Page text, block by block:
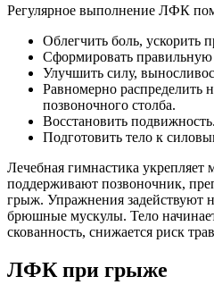
Регулярное выполнение ЛФК
Облегчить боль, ускорить
Сформировать правильную
Улучшить силу,
Равномерно распределить
позвоночного столба.
Восстановить подвижность.
Подготовить тело к
Лечебная гимнастика
поддерживают позвоночник,
грыж. Упражнения задействуют
брюшные мускулы. Тело
скованность, снижается риск
ЛФК при грыже